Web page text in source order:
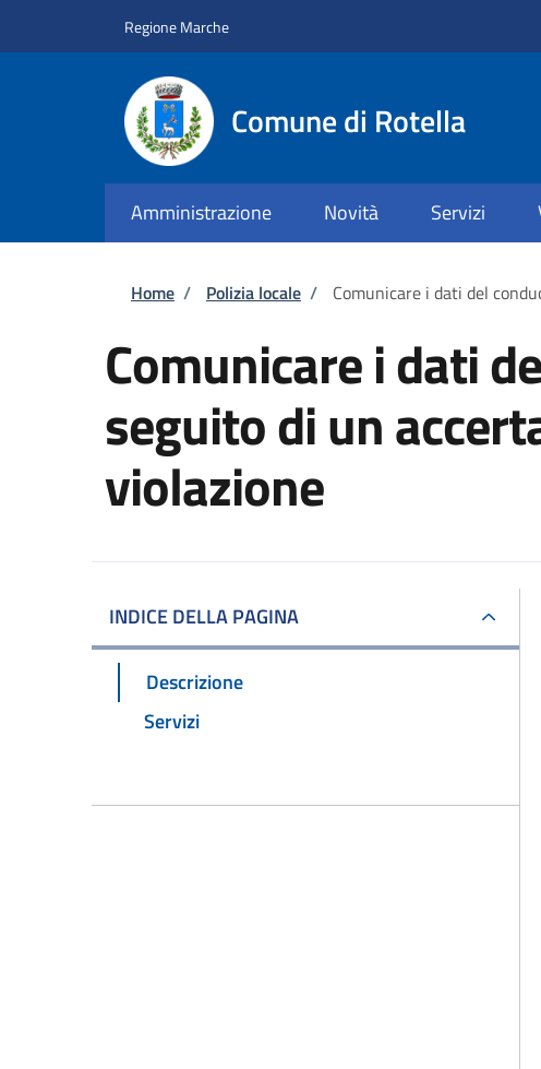
Regione Marche
Comune di Rotella
Amministrazione Novità Servizi
Briciole di pane
Home / Polizia locale / Comunicare i dati del
Comunicare i dati
seguito di un
violazione
INDICE DELLA PAGINA
Descrizione
Servizi